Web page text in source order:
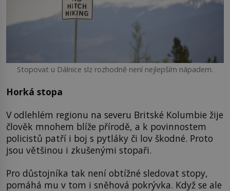
Stopovat u Dálnice slz rozhodně není nejlepším nápadem.
Horká stopa
V odlehlém regionu na severu Britské Kolumbie žije
člověk mnohem blíže přírodě, a k povinnostem
policistů patří i boj s pytláky či lov škodné. Proto
jsou většinou i zkušenými stopaři.
Pro důstojníka tak není obtížné sledovat stopy,
pomáhá mu v tom i sněhová pokrývka. Když se ale